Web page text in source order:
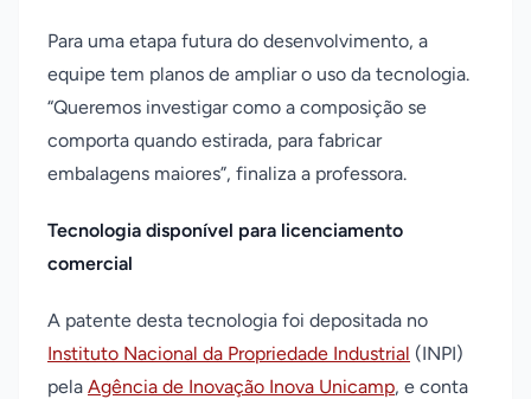
Para uma etapa futura do desenvolvimento, a
equipe tem planos de ampliar o uso da tecnologia.
“Queremos investigar como a composição se
comporta quando estirada, para fabricar
embalagens maiores”, finaliza a professora.
Tecnologia disponível para licenciamento
comercial
A patente desta tecnologia foi depositada no
Instituto Nacional da Propriedade Industrial (INPI)
pela Agência de Inovação Inova Unicamp, e conta